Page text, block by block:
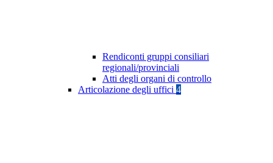
Rendiconti gruppi consiliari
regionali/provinciali
Atti degli organi di controllo
Articolazione degli uffici 4